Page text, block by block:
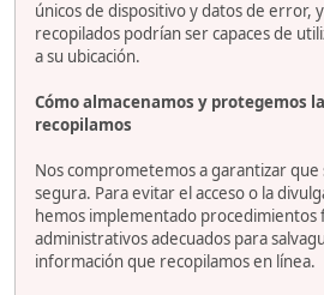
únicos de dispositivo y datos de error,
recopilados podrían ser capaces de
a su ubicación.
Cómo almacenamos y protegemos
recopilamos
Nos comprometemos a garantizar
segura. Para evitar el acceso o la
hemos implementado procedimientos
administrativos adecuados para
información que recopilamos en línea.